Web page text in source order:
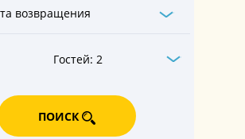
Гостей: 2
ПОИСК